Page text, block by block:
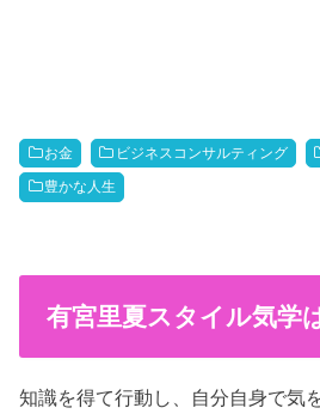
お金 ビジネスコンサルティング
豊かな人生
有宮里夏スタイル気学
知識を得て行動し、自分自身で気